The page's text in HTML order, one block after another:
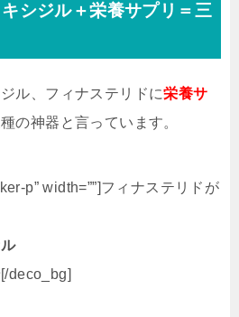
シジル＋栄養サプリ＝三
ル、フィナステリドに栄養サ
の神器と言っています。
p” width=””]フィナステリドが
[/deco_bg]